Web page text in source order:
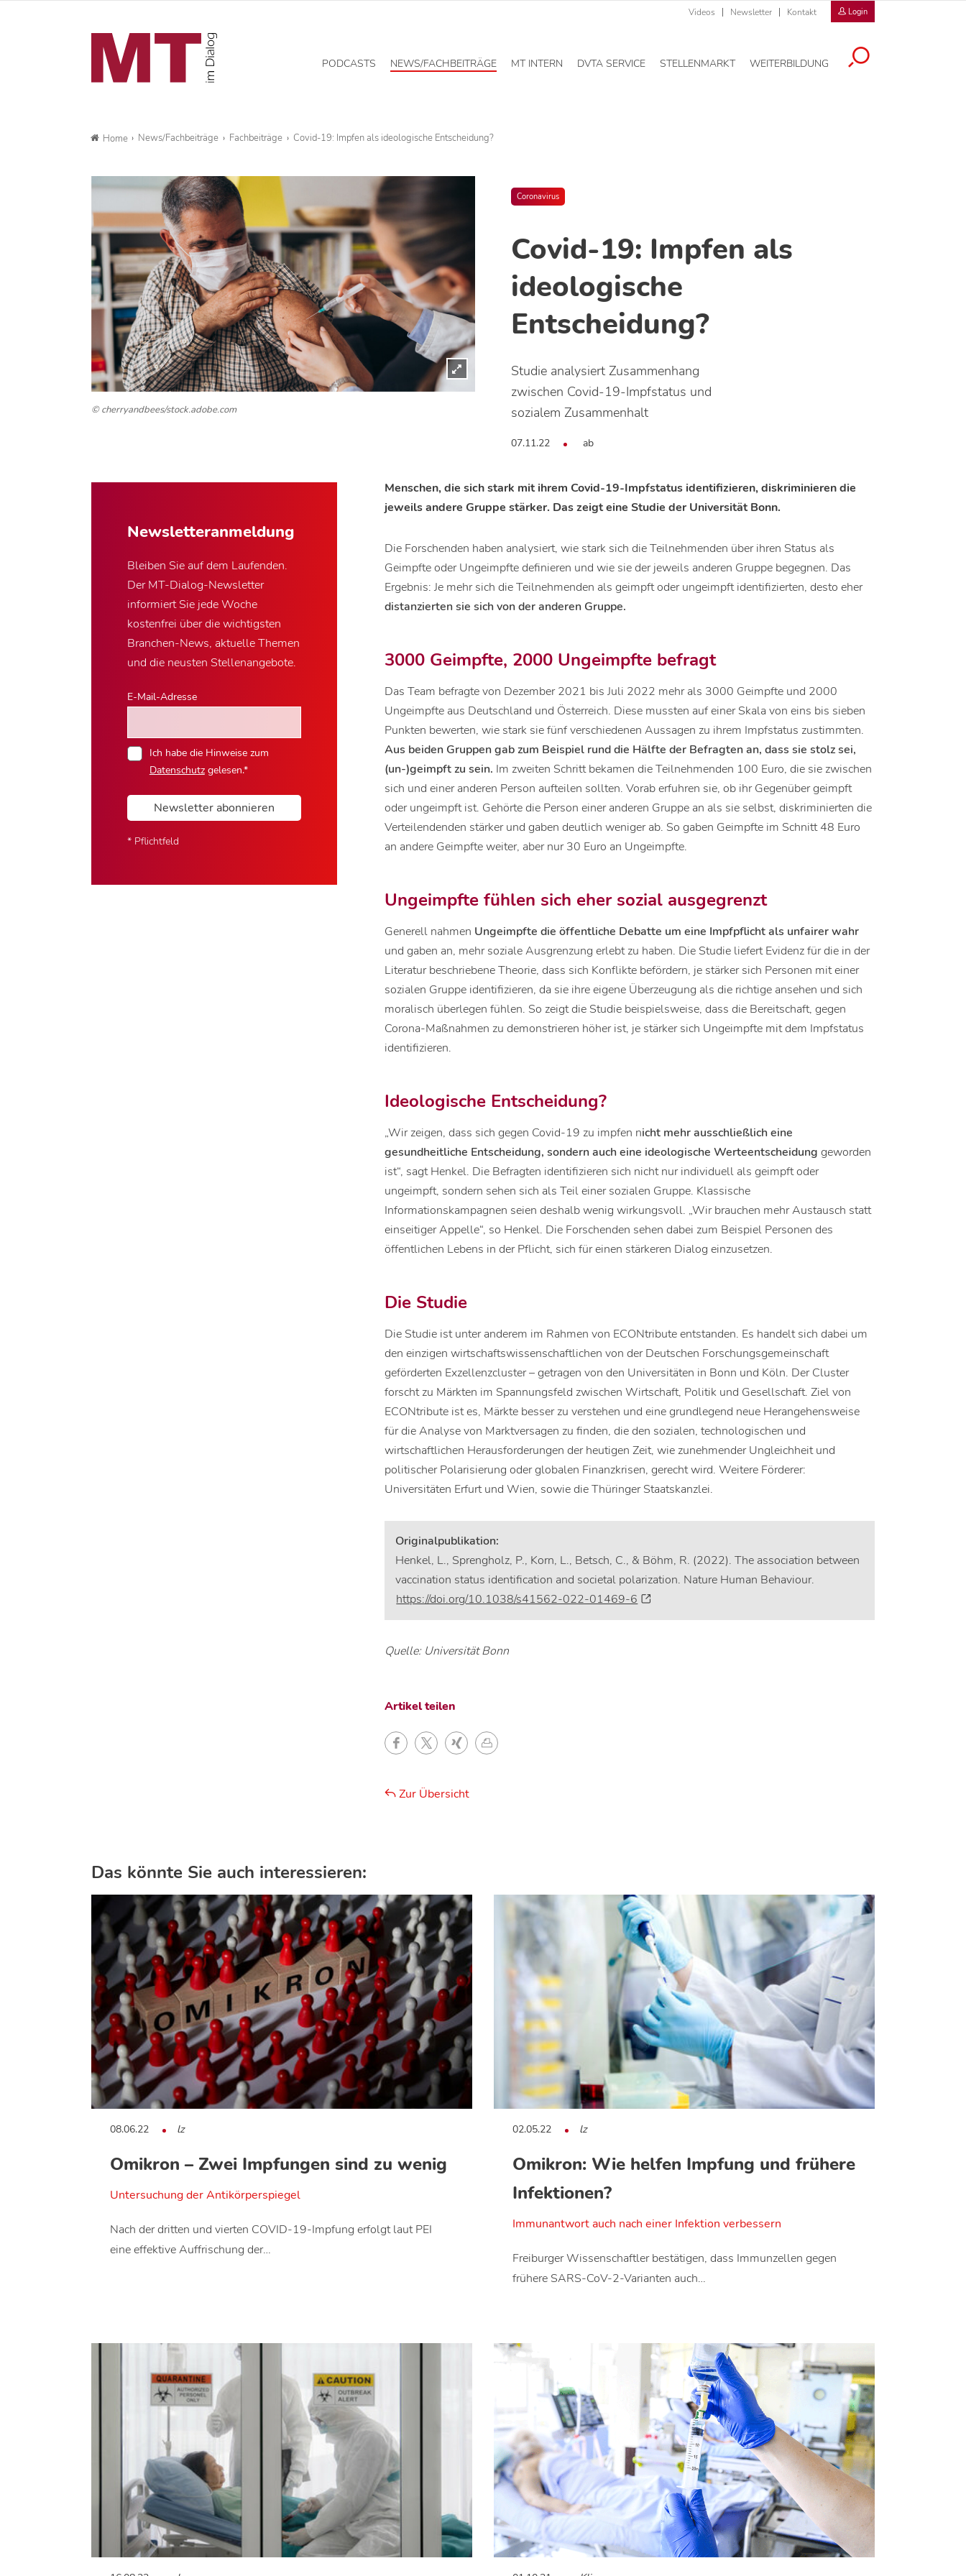
Videos Newsletter Kontakt Login
PODCASTS NEWS/FACHBEITRÄGE MT INTERN DVTA SERVICE STELLENMARKT WEITERBILDUNG
Home News/Fachbeiträge Fachbeiträge Covid-19: Impfen als ideologische Entscheidung?
Coronavirus
Covid-19: Impfen als
ideologische
Entscheidung?
Studie analysiert Zusammenhang
zwischen Covid-19-Impfstatus und
sozialem Zusammenhalt
07.11.22 ab
© cherryandbees/stock.adobe.com
Newsletter­anmeldung
Bleiben Sie auf dem Laufenden.
Der MT-Dialog-Newsletter
informiert Sie jede Woche
kostenfrei über die wichtigsten
Branchen-News, aktuelle Themen
und die neusten Stellenangebote.
E-Mail-Adresse
Ich habe die Hinweise zum
Datenschutzgelesen.*
Newsletter abonnieren
* Pflichtfeld
Menschen, die sich stark mit ihrem Covid-19-Impfstatus identifizieren, diskriminieren die
jeweils andere Gruppe stärker. Das zeigt eine Studie der Universität Bonn.
Die Forschenden haben analysiert, wie stark sich die Teilnehmenden über ihren Status als
Geimpfte oder Ungeimpfte definieren und wie sie der jeweils anderen Gruppe begegnen. Das
Ergebnis: Je mehr sich die Teilnehmenden als geimpft oder ungeimpft identifizierten, desto eher
distanzierten sie sich von der anderen Gruppe.
3000 Geimpfte, 2000 Ungeimpfte befragt
Das Team befragte von Dezember 2021 bis Juli 2022 mehr als 3000 Geimpfte und 2000
Ungeimpfte aus Deutschland und Österreich. Diese mussten auf einer Skala von eins bis sieben
Punkten bewerten, wie stark sie fünf verschiedenen Aussagen zu ihrem Impfstatus zustimmten.
Aus beiden Gruppen gab zum Beispiel rund die Hälfte der Befragten an, dass sie stolz sei,
(un-)geimpft zu sein. Im zweiten Schritt bekamen die Teilnehmenden 100 Euro, die sie zwischen
sich und einer anderen Person aufteilen sollten. Vorab erfuhren sie, ob ihr Gegenüber geimpft
oder ungeimpft ist. Gehörte die Person einer anderen Gruppe an als sie selbst, diskriminierten die
Verteilendenden stärker und gaben deutlich weniger ab. So gaben Geimpfte im Schnitt 48 Euro
an andere Geimpfte weiter, aber nur 30 Euro an Ungeimpfte.
Ungeimpfte fühlen sich eher sozial ausgegrenzt
Generell nahmen Ungeimpfte die öffentliche Debatte um eine Impfpflicht als unfairer wahr
und gaben an, mehr soziale Ausgrenzung erlebt zu haben. Die Studie liefert Evidenz für die in der
Literatur beschriebene Theorie, dass sich Konflikte befördern, je stärker sich Personen mit einer
sozialen Gruppe identifizieren, da sie ihre eigene Überzeugung als die richtige ansehen und sich
moralisch überlegen fühlen. So zeigt die Studie beispielsweise, dass die Bereitschaft, gegen
Corona-Maßnahmen zu demonstrieren höher ist, je stärker sich Ungeimpfte mit dem Impfstatus
identifizieren.
Ideologische Entscheidung?
„Wir zeigen, dass sich gegen Covid-19 zu impfen nicht mehr ausschließlich eine
gesundheitliche Entscheidung, sondern auch eine ideologische Werteentscheidung geworden
ist“, sagt Henkel. Die Befragten identifizieren sich nicht nur individuell als geimpft oder
ungeimpft, sondern sehen sich als Teil einer sozialen Gruppe. Klassische
Informationskampagnen seien deshalb wenig wirkungsvoll. „Wir brauchen mehr Austausch statt
einseitiger Appelle“, so Henkel. Die Forschenden sehen dabei zum Beispiel Personen des
öffentlichen Lebens in der Pflicht, sich für einen stärkeren Dialog einzusetzen.
Die Studie
Die Studie ist unter anderem im Rahmen von ECONtribute entstanden. Es handelt sich dabei um
den einzigen wirtschaftswissenschaftlichen von der Deutschen Forschungsgemeinschaft
geförderten Exzellenzcluster – getragen von den Universitäten in Bonn und Köln. Der Cluster
forscht zu Märkten im Spannungsfeld zwischen Wirtschaft, Politik und Gesellschaft. Ziel von
ECONtribute ist es, Märkte besser zu verstehen und eine grundlegend neue Herangehensweise
für die Analyse von Marktversagen zu finden, die den sozialen, technologischen und
wirtschaftlichen Herausforderungen der heutigen Zeit, wie zunehmender Ungleichheit und
politischer Polarisierung oder globalen Finanzkrisen, gerecht wird. Weitere Förderer:
Universitäten Erfurt und Wien, sowie die Thüringer Staatskanzlei.
Originalpublikation:
Henkel, L., Sprengholz, P., Korn, L., Betsch, C., & Böhm, R. (2022). The association between
vaccination status identification and societal polarization. Nature Human Behaviour.
https://doi.org/10.1038/s41562-022-01469-6
Quelle: Universität Bonn
Artikel teilen
Zur Übersicht
Das könnte Sie auch interessieren:
08.06.22 lz
Omikron – Zwei Impfungen sind zu wenig
Untersuchung der Antikörperspiegel
Nach der dritten und vierten COVID-19-Impfung erfolgt laut PEI
eine effektive Auffrischung der…
02.05.22 lz
Omikron: Wie helfen Impfung und frühere
Infektionen?
Immunantwort auch nach einer Infektion verbessern
Freiburger Wissenschaftler bestätigen, dass Immunzellen gegen
frühere SARS-CoV-2-Varianten auch…